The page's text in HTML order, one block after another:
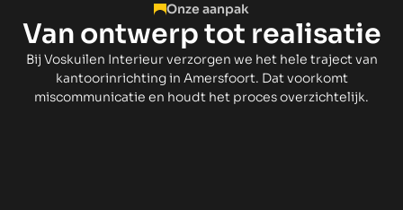
Onze aanpak
Van ontwerp tot realisatie
Bij Voskuilen Interieur verzorgen we het hele traject van
kantoorinrichting in Amersfoort. Dat voorkomt
miscommunicatie en houdt het proces overzichtelijk.